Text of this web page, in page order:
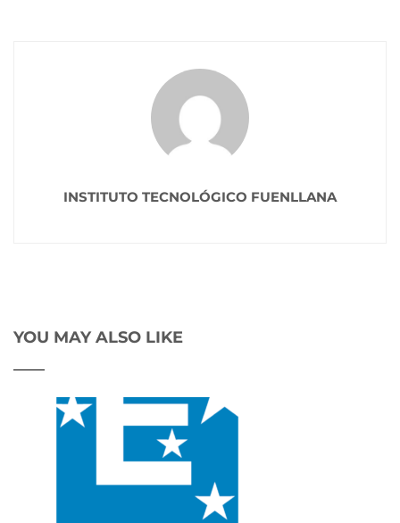
INSTITUTO TECNOLÓGICO FUENLLANA
YOU MAY ALSO LIKE